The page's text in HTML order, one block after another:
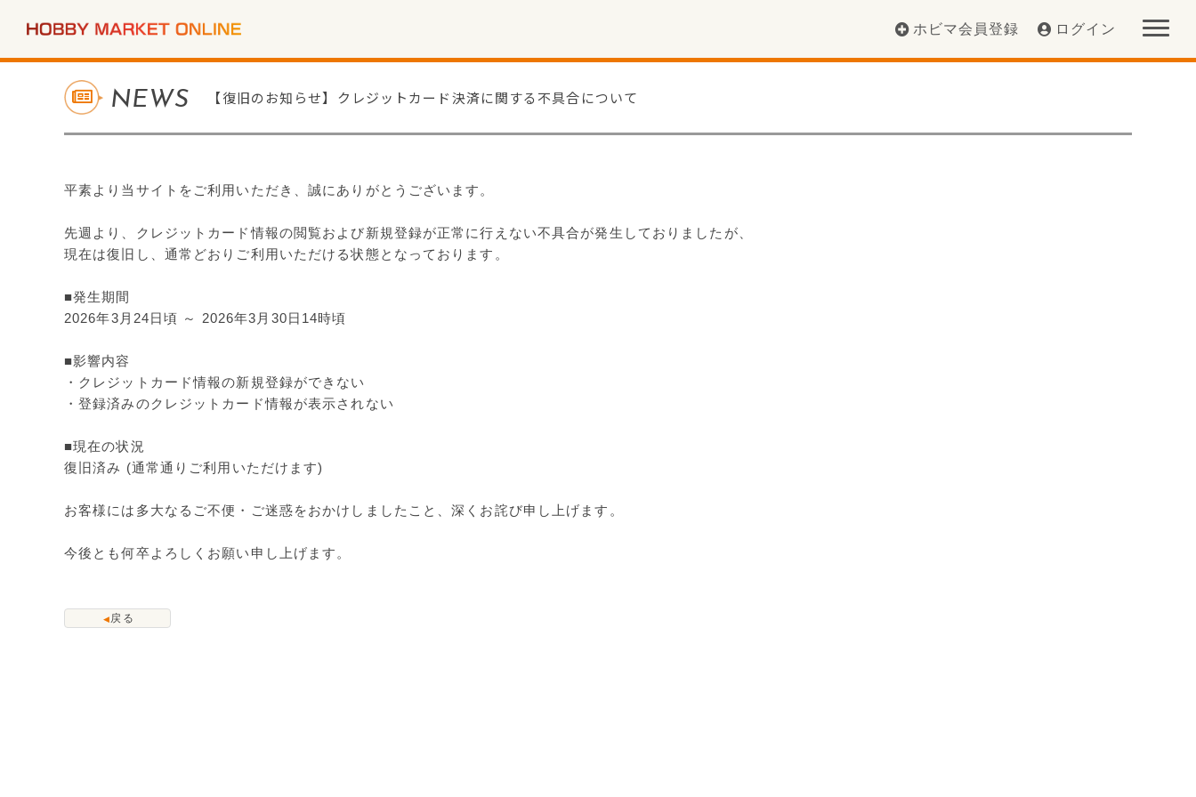
ホビマ会員登録 ログイン
NEWS 【復旧のお知らせ】クレジットカード決済に関する不具合について
平素より当サイトをご利用いただき、誠にありがとうございます。
先週より、クレジットカード情報の閲覧および新規登録が正常に行えない不具合が発生しておりましたが、
現在は復旧し、通常どおりご利用いただける状態となっております。
■発生期間
2026年3月24日頃 ～ 2026年3月30日14時頃
■影響内容
・クレジットカード情報の新規登録ができない
・登録済みのクレジットカード情報が表示されない
■現在の状況
復旧済み (通常通りご利用いただけます)
お客様には多大なるご不便・ご迷惑をおかけしましたこと、深くお詫び申し上げます。
今後とも何卒よろしくお願い申し上げます。
◀ 戻る